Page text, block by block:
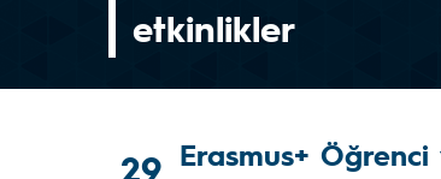
etkinlikler
29 Erasmus+